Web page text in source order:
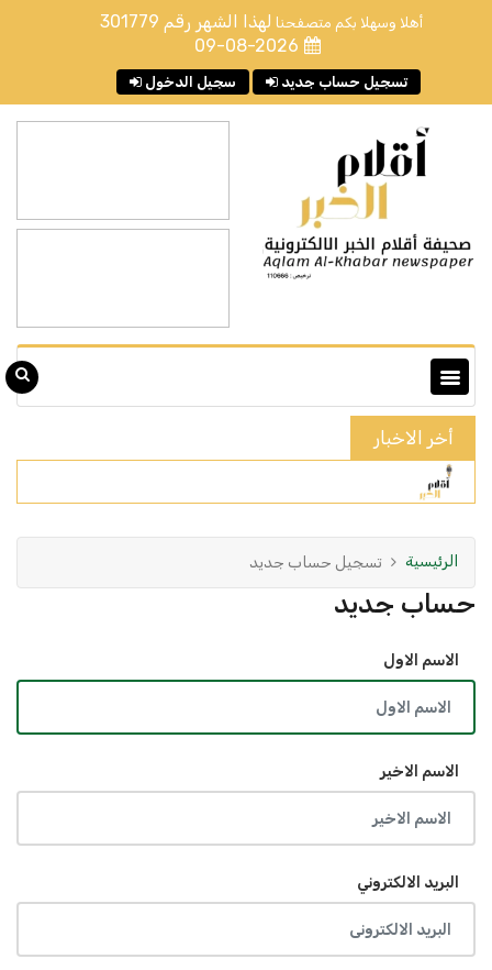
أهلا وسهلا بكم متصفحنا لهذا الشهر رقم 301779
09-08-2026
سجيل الدخول تسجيل حساب جديد
أخر الاخبار
الرئيسية تسجيل حساب جديد
حساب جديد
الاسم الاول
الاسم الاخير
البريد الالكتروني